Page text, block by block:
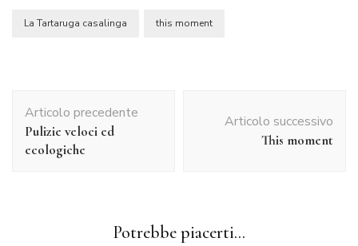
La Tartaruga casalinga this moment
articolo
Articolo precedente
Pulizie veloci ed
ecologiche
Articolo successivo
This moment
Potrebbe piacerti...